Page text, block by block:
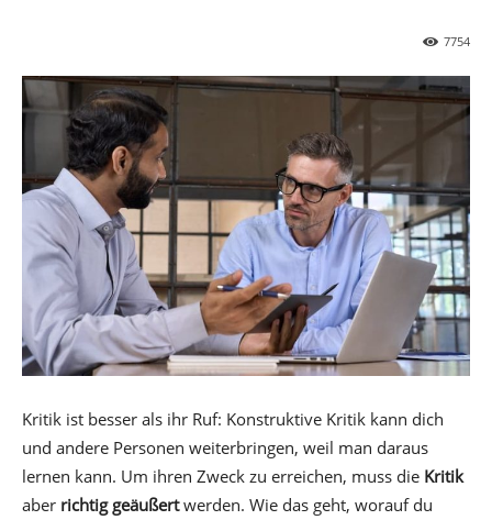
7754
Kritik ist besser als ihr Ruf: Konstruktive Kritik kann dich
und andere Personen weiterbringen, weil man daraus
lernen kann. Um ihren Zweck zu erreichen, muss die Kritik
aber richtig geäußertwerden. Wie das geht, worauf du